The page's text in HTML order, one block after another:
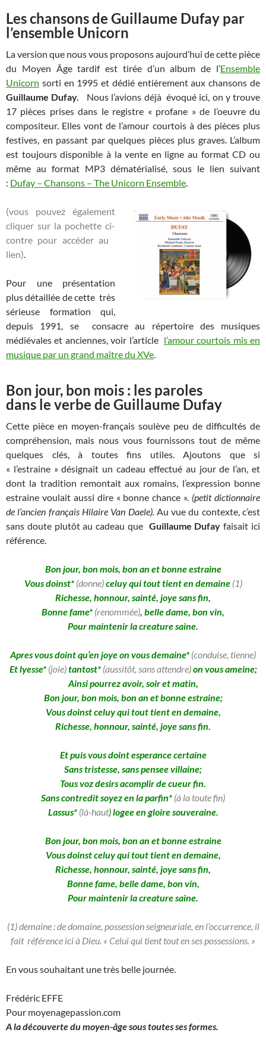
Les chansons de Guillaume Dufay par
l’ensemble Unicorn
La version que nous vous proposons aujourd’hui de cette pièce
du Moyen Âge tardif est tirée d’un album de l’Ensemble
Unicorn sorti en 1995 et dédié entièrement aux chansons de
Guillaume Dufay. Nous l’avions déjà évoqué ici, on y trouve
17 pièces prises dans le registre « profane » de l’oeuvre du
compositeur. Elles vont de l’amour courtois à des pièces plus
festives, en passant par quelques pièces plus graves. L’album
est toujours disponible à la vente en ligne au format CD ou
même au format MP3 dématérialisé, sous le lien suivant
: Dufay – Chansons – The Unicorn Ensemble.
(vous pouvez également
cliquer sur la pochette ci-
contre pour accéder au
lien).
Pour une présentation
plus détaillée de cette très
sérieuse formation qui,
depuis 1991, se consacre au répertoire des musiques
médiévales et anciennes, voir l’article l’amour courtois mis en
musique par un grand maître du XVe.
Bon jour, bon mois : les paroles
dans le verbe de Guillaume Dufay
Cette pièce en moyen-français soulève peu de difficultés de
compréhension, mais nous vous fournissons tout de même
quelques clés, à toutes fins utiles. Ajoutons que si
« l’estraine » désignait un cadeau effectué au jour de l’an, et
dont la tradition remontait aux romains, l’expression bonne
estraine voulait aussi dire « bonne chance ». (petit dictionnaire
de l’ancien français Hilaire Van Daele). Au vue du contexte, c’est
sans doute plutôt au cadeau que Guillaume Dufay faisait ici
référence.
Bon jour, bon mois, bon an et bonne estraine
Vous doinst* (donne)celuy qui tout tient en demaine (1)
Richesse, honnour, sainté, joye sans fin,
Bonne fame* (renommée), belle dame, bon vin,
Pour maintenir la creature saine.
Apres vous doint qu’en joye on vous demaine* (conduise, tienne)
Et lyesse* (joie)tantost* (aussitôt, sans attendre)on vous ameine;
Ainsi pourrez avoir, soir et matin,
Bon jour, bon mois, bon an et bonne estraine;
Vous doinst celuy qui tout tient en demaine,
Richesse, honnour, sainté, joye sans fin.
Et puis vous doint esperance certaine
Sans tristesse, sans pensee villaine;
Tous voz desirs acomplir de cueur fin.
Sans contredit soyez en la parfin* (à la toute fin)
Lassus* (là-haut)logee en gloire souveraine.
Bon jour, bon mois, bon an et bonne estraine
Vous doinst celuy qui tout tient en demaine,
Richesse, honnour, sainté, joye sans fin,
Bonne fame, belle dame, bon vin,
Pour maintenir la creature saine.
(1) demaine : de domaine, possession seigneuriale, en l’occurrence, il
fait référence ici à Dieu. « Celui qui tient tout en ses possessions. »
En vous souhaitant une très belle journée.
Frédéric EFFE
Pour moyenagepassion.com
A la découverte du moyen-âge sous toutes ses formes.